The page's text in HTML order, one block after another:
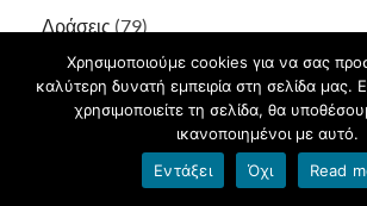
Δράσεις (79)
Δωρεές(3)
Εκδηλώσεις(15)
Ενεργός Πολίτης(2)
Ενημέρωση(15)
Χρησιμοποιούμε cookies για να σας
καλύτερη δυνατή εμπειρία στη σελίδα μας.
χρησιμοποιείτε τη σελίδα, θα
ικανοποιημένοι με αυτό.
Εντάξει
Όχι Read